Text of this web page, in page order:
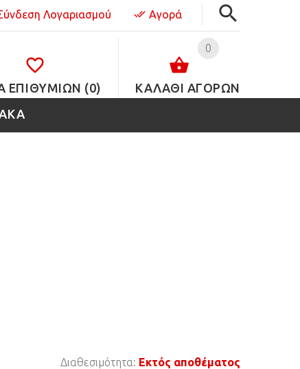
Λογαριασμού Αγορά
0
ΚΑΛΑΘΙ ΑΓΟΡΩΝ
ΕΠΙΘΥΜΙΏΝ (0)
Διαθεσιμότητα: Εκτός αποθέματος